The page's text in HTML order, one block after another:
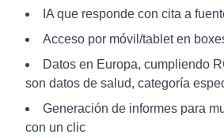
IA que responde con cita a
Acceso por móvil/tablet en
Datos en Europa, cumpliendo
son datos de salud, categoría
Generación de informes para
con un clic